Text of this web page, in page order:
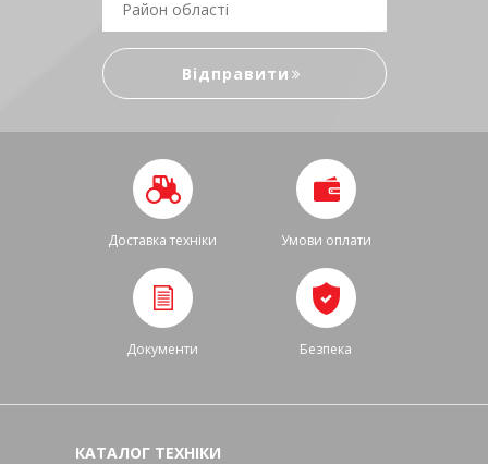
Доставка техніки Умови оплати
Документи Безпека
КАТАЛОГ ТЕХНІКИ